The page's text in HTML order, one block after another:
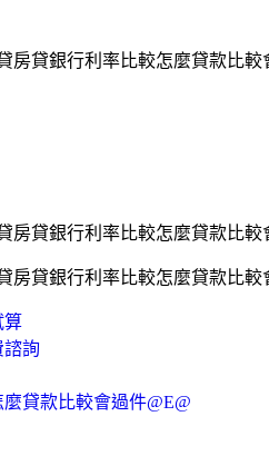
貸銀行利率比較怎麼貸款比
貸銀行利率比較怎麼貸款比
貸銀行利率比較怎麼貸款比
算
諮詢
貸款比較會過件@E@